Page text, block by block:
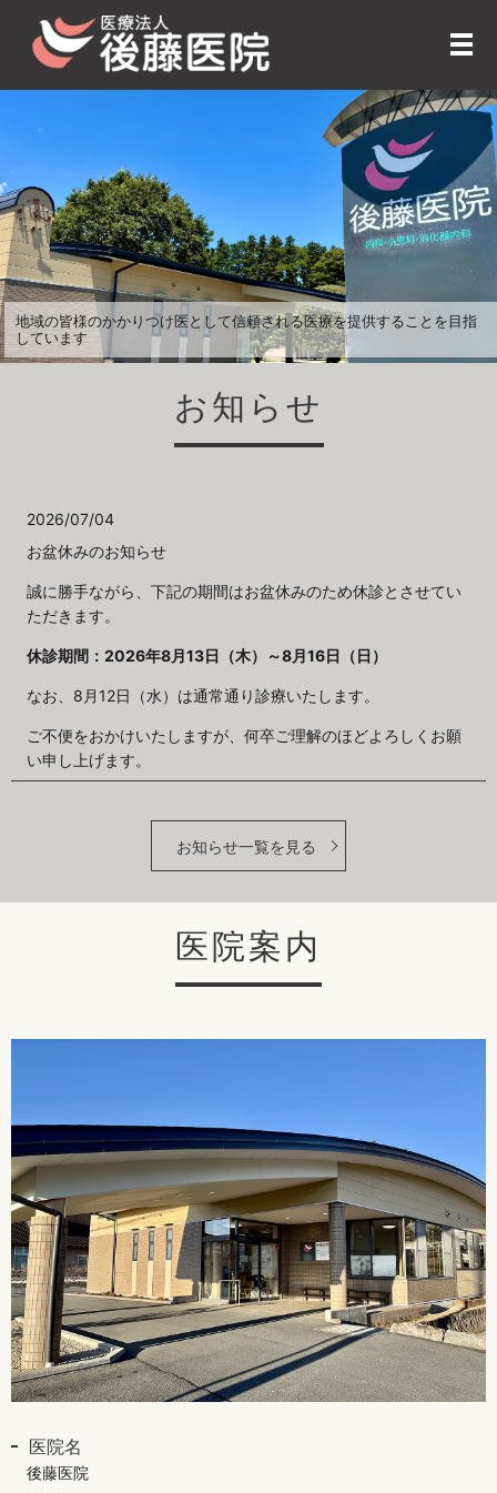
メ
地域の皆様のかかりつけ医として信頼される医療を提供することを目指
しています
お知らせ
2026/07/04
お盆休みのお知らせ
誠に勝手ながら、下記の期間はお盆休みのため休診とさせてい
ただきます。
休診期間：2026年8月13日（木）～8月16日（日）
なお、 8 月 12日（水）は通常通り診療いたします。
ご不便をおかけいたしますが、何卒ご理解のほどよろしくお願
い申し上げます。
お知らせ一覧を見る
医院案内
医院名
後藤医院